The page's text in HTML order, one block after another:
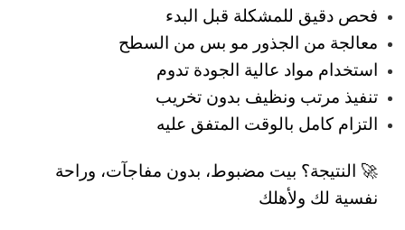
فحص دقيق للمشكلة قبل البدء
معالجة من الجذور مو بس من السطح
استخدام مواد عالية الجودة تدوم
تنفيذ مرتب ونظيف بدون تخريب
التزام كامل بالوقت المتفق عليه
🚀 النتيجة؟ بيت مضبوط، بدون مفاجآت، وراحة
نفسية لك ولأهلك